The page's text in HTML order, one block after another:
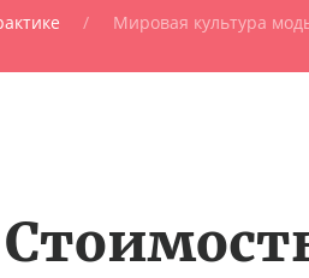
Мировая культура